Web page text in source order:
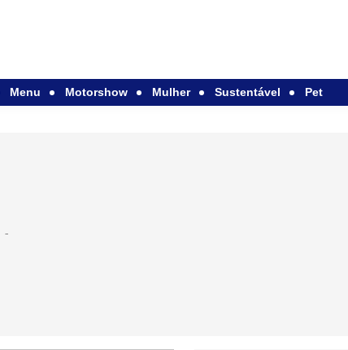
Menu Motorshow Mulher Sustentável Pet